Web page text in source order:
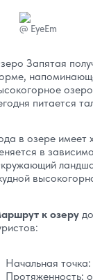
@ EyeEm
Запятая
питается
в озере имеет
в
к озеру
Начальная
Протяженность: